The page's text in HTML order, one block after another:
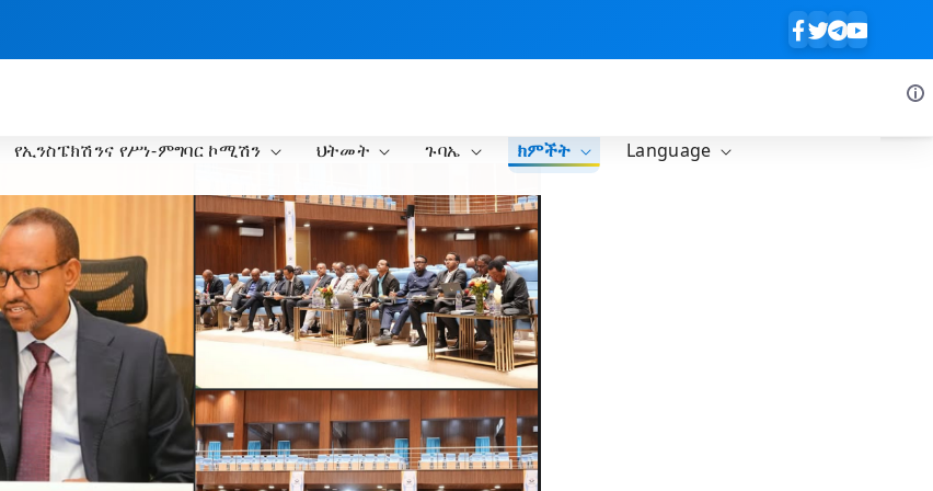
የኢንስፔክሽንና የሥነ-ምግባር ኮሚሽን ህትመት ጉባኤ ክምችት Language